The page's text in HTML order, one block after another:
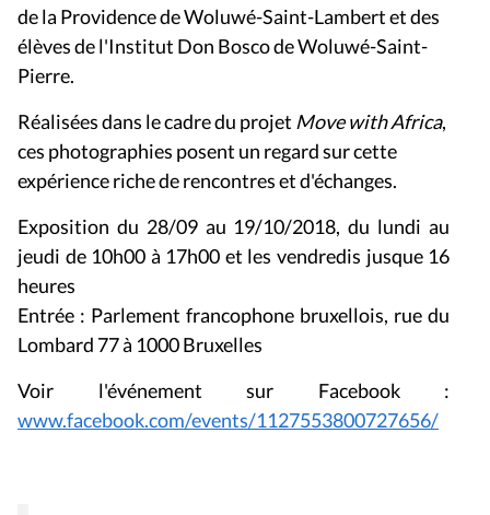
de la Providence de Woluwé-Saint-Lambert et des
élèves de l'Institut Don Bosco de Woluwé-Saint-
Pierre.
Réalisées dans le cadre du projet Move with Africa,
ces photographies posent un regard sur cette
expérience riche de rencontres et d'échanges.
Exposition du 28/09 au 19/10/2018, du lundi au
jeudi de 10h00 à 17h00 et les vendredis jusque 16
heures
Entrée : Parlement francophone bruxellois, rue du
Lombard 77 à 1000 Bruxelles
Voir l'événement sur Facebook :
www.facebook.com/events/1127553800727656/